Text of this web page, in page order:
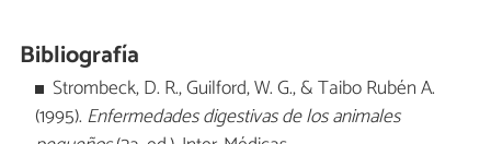
Bibliografía
Strombeck, D. R., Guilford, W. G., & Taibo Rubén A.
(1995). Enfermedades digestivas de los animales